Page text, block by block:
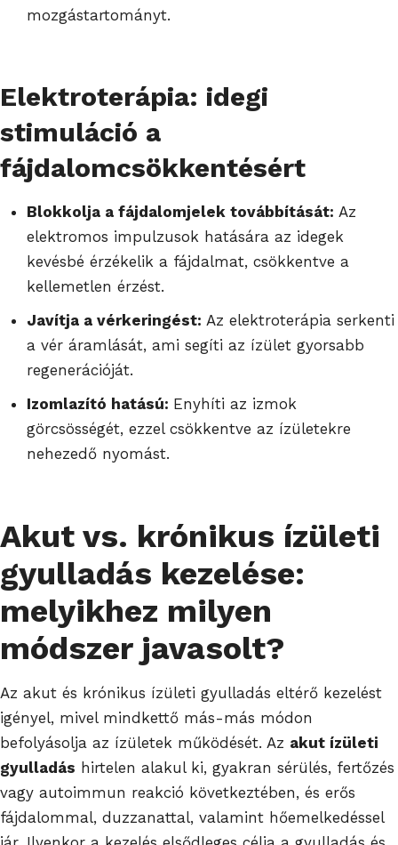
mozgástartományt.
Elektroterápia: idegi
stimuláció a
fájdalomcsökkentésért
Blokkolja a fájdalomjelek továbbítását: Az
elektromos impulzusok hatására az idegek
kevésbé érzékelik a fájdalmat, csökkentve a
kellemetlen érzést.
Javítja a vérkeringést: Az elektroterápia serkenti
a vér áramlását, ami segíti az ízület gyorsabb
regenerációját.
Izomlazító hatású: Enyhíti az izmok
görcsösségét, ezzel csökkentve az ízületekre
nehezedő nyomást.
Akut vs. krónikus ízületi
gyulladás kezelése:
melyikhez milyen
módszer javasolt?
Az akut és krónikus ízületi gyulladás eltérő kezelést
igényel, mivel mindkettő más-más módon
befolyásolja az ízületek működését. Az akut ízületi
gyulladás hirtelen alakul ki, gyakran sérülés, fertőzés
vagy autoimmun reakció következtében, és erős
fájdalommal, duzzanattal, valamint hőemelkedéssel